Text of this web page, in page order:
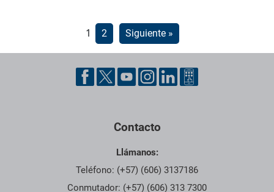
Paginación
de
entradas
1 2 Siguiente »
Pie de página con información de contacto, redes sociales y
Contacto
Llámanos:
Teléfono: (+57) (606) 3137186
Conmutador: (+57) (606) 313 7300